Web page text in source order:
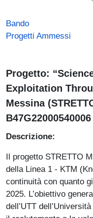
Bando
Progetti Ammessi
Progetto:
Exploitation
Messina
B47G22000540006
Descrizione:
Il progetto STRETTO
della Linea 1 - KTM
continuità con quanto
2025. L’obiettivo
dell’UTT